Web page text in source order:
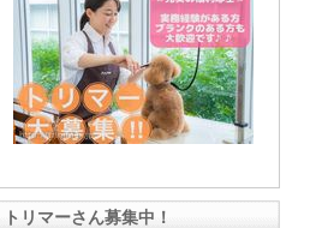
トリマーさん募集中！